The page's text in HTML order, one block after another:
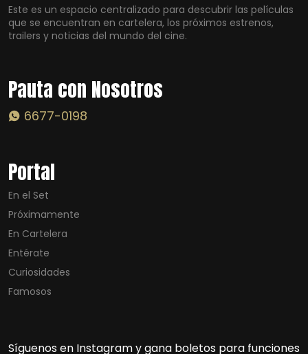
Este es un espacio centralizado para descubrir las películas
que se encuentran en cartelera, los próximos estrenos,
trailers y noticias del mundo del cine.
Pauta con Nosotros
6677-0198
Portal
En el Set
Próximamente
En Cartelera
Entérate
Curiosidades
Famosos
Síguenos en Instagram y gana boletos para funciones